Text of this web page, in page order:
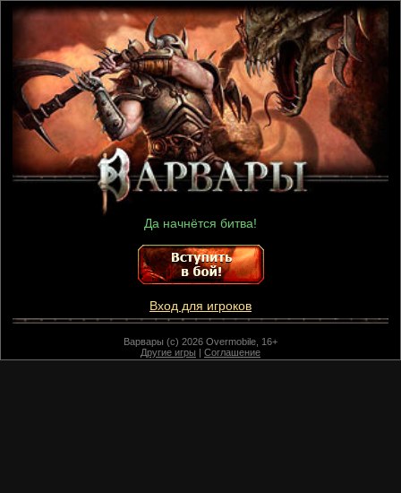
Да начнётся битва!
Вход для игроков
Варвары (c) 2026 Overmobile, 16+
Другие игры | Соглашение